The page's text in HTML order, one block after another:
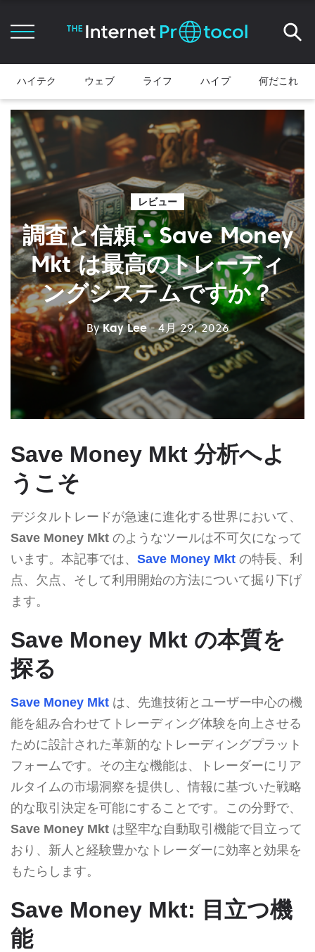
ハイテク ウェブ ライフ ハイプ 何だこれ
レビュー
調査と信頼 - Save Money
Mkt は最高のトレーディ
ングシステムですか？
ByKay Lee - 4月 29, 2026
Save Money Mkt 分析へよ
うこそ
デジタルトレードが急速に進化する世界において、
Save Money Mkt のようなツールは不可欠になって
います。本記事では、 Save Money Mkt の特長、利
点、欠点、そして利用開始の方法について掘り下げ
ます。
Save Money Mkt の本質を
探る
Save Money Mkt は、先進技術とユーザー中心の機
能を組み合わせてトレーディング体験を向上させる
ために設計された革新的なトレーディングプラット
フォームです。その主な機能は、トレーダーにリア
ルタイムの市場洞察を提供し、情報に基づいた戦略
的な取引決定を可能にすることです。この分野で、
Save Money Mkt は堅牢な自動取引機能で目立って
おり、新人と経験豊かなトレーダーに効率と効果を
もたらします。
Save Money Mkt: 目立つ機
能